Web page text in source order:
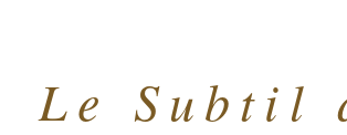
Le Subtil